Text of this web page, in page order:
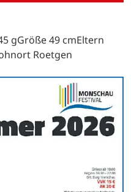
gGröße 49 cmEltern
Roetgen